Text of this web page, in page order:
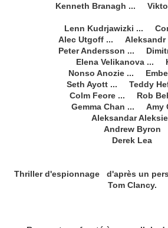
Kenneth Branagh ...
Lenn Kudrjawizki ...
Alec Utgoff ... Aleksandr
Peter Andersson ...
Elena Velikanova ...
Nonso Anozie ...
Seth Ayott ... Teddy
Colm Feore ... Rob
Gemma Chan ... Amy
Aleksandar
Andrew Byron
Derek Lea
Thriller d'espionnage d'après un
Tom Clancy.